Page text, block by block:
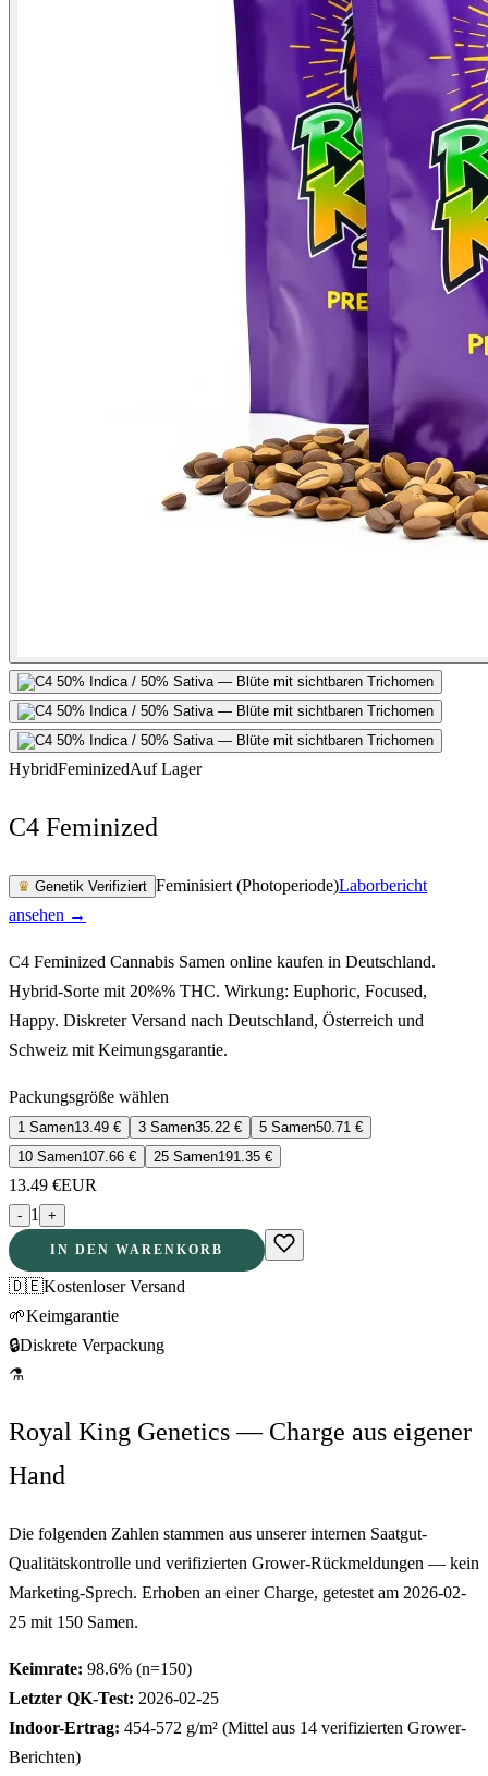
HybridFeminizedAuf Lager
C4 Feminized
♛ Genetik Verifiziert Feminisiert (Photoperiode)Laborbericht
ansehen →
C4 Feminized Cannabis Samen online kaufen in Deutschland.
Hybrid-Sorte mit 20%% THC. Wirkung: Euphoric, Focused,
Happy. Diskreter Versand nach Deutschland, Österreich und
Schweiz mit Keimungsgarantie.
Packungsgröße wählen
1 Samen13.49 € 3 Samen35.22 € 5 Samen50.71 €
10 Samen107.66 € 25 Samen191.35 €
13.49 €EUR
- 1 +
IN DEN WARENKORB
🇩🇪Kostenloser Versand
🌱Keimgarantie
🔒Diskrete Verpackung
⚗
Royal King Genetics — Charge aus eigener
Hand
Die folgenden Zahlen stammen aus unserer internen Saatgut-
Qualitätskontrolle und verifizierten Grower-Rückmeldungen — kein
Marketing-Sprech. Erhoben an einer Charge, getestet am 2026-02-
25 mit 150 Samen.
Keimrate: 98.6% (n=150)
Letzter QK-Test: 2026-02-25
Indoor-Ertrag: 454-572 g/m² (Mittel aus 14 verifizierten Grower-
Berichten)